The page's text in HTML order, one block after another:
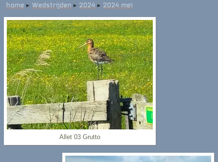
home ▸ Wedstrijden ▸ 2024 ▸ 2024 mei
Allet 03 Grutto